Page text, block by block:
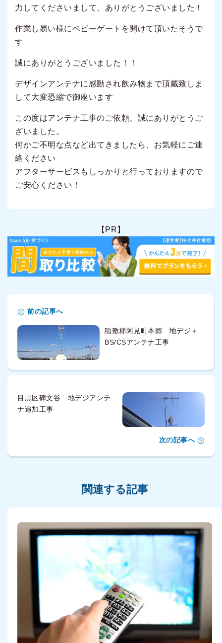
力してくださいまして、ありがとうございました！
作業し易い様にベビーゲートを開けて頂いたそうで
す
誠にありがとうございました！！
デザインアンテナに感動され飲み物まで頂戴致しま
して大変恐縮で御座います
この度はアンテナ工事のご依頼、誠にありがとうご
ざいました。
何かご不明な点など出てきましたら、お気軽にご連
絡ください
アフターサービスもしっかりと行っておりますので
ご安心ください！
【PR】
前の記事へ
稲敷郡阿見町本郷 地デジ＋
BS/CSアンテナ工事
目黒区碑文谷 地デジアンテ
ナ追加工事
次の記事へ
関連する記事